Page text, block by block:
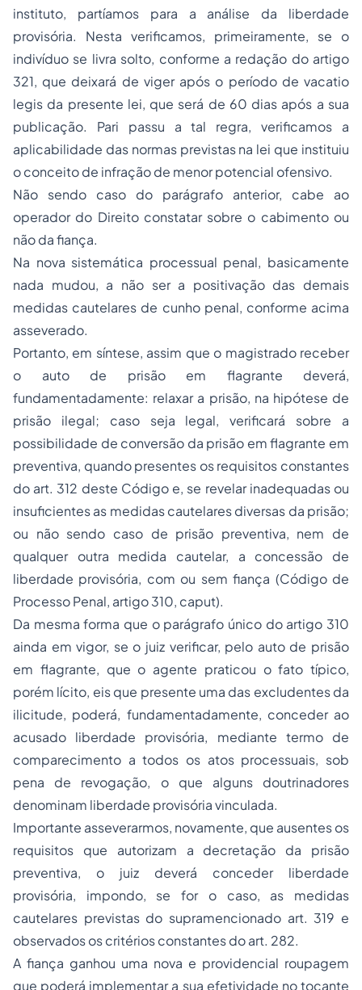
instituto, partíamos para a análise da liberdade
provisória. Nesta verificamos, primeiramente, se o
indivíduo se livra solto, conforme a redação do artigo
321, que deixará de viger após o período de vacatio
legis da presente lei, que será de 60 dias após a sua
publicação. Pari passu a tal regra, verificamos a
aplicabilidade das normas previstas na lei que instituiu
o conceito de infração de menor potencial ofensivo.
Não sendo caso do parágrafo anterior, cabe ao
operador do Direito constatar sobre o cabimento ou
não da fiança.
Na nova sistemática processual penal, basicamente
nada mudou, a não ser a positivação das demais
medidas cautelares de cunho penal, conforme acima
asseverado.
Portanto, em síntese, assim que o magistrado receber
o auto de prisão em flagrante deverá,
fundamentadamente: relaxar a prisão, na hipótese de
prisão ilegal; caso seja legal, verificará sobre a
possibilidade de conversão da prisão em flagrante em
preventiva, quando presentes os requisitos constantes
do art. 312 deste Código e, se revelar inadequadas ou
insuficientes as medidas cautelares diversas da prisão;
ou não sendo caso de prisão preventiva, nem de
qualquer outra medida cautelar, a concessão de
liberdade provisória, com ou sem fiança (Código de
Processo Penal, artigo 310, caput).
Da mesma forma que o parágrafo único do artigo 310
ainda em vigor, se o juiz verificar, pelo auto de prisão
em flagrante, que o agente praticou o fato típico,
porém lícito, eis que presente uma das excludentes da
ilicitude, poderá, fundamentadamente, conceder ao
acusado liberdade provisória, mediante termo de
comparecimento a todos os atos processuais, sob
pena de revogação, o que alguns doutrinadores
denominam liberdade provisória vinculada.
Importante asseverarmos, novamente, que ausentes os
requisitos que autorizam a decretação da prisão
preventiva, o juiz deverá conceder liberdade
provisória, impondo, se for o caso, as medidas
cautelares previstas do supramencionado art. 319 e
observados os critérios constantes do art. 282.
A fiança ganhou uma nova e providencial roupagem
que poderá implementar a sua efetividade no tocante